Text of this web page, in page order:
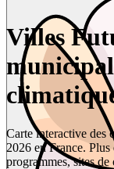
Villes
Carte interactive des
2026 en France.
programmes, sites